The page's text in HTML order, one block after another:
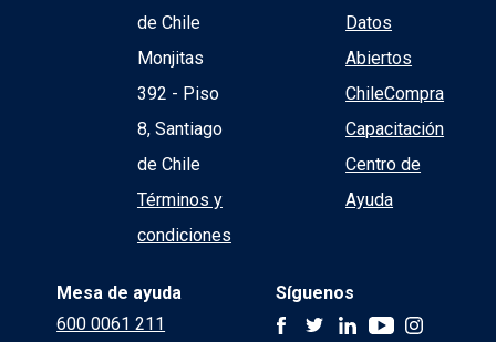
de Chile
Monjitas
392 - Piso
8, Santiago
de Chile
Términos y
condiciones
Datos
Abiertos
ChileCompra
Capacitación
Centro de
Ayuda
Mesa de ayuda
600 0061 211
Síguenos